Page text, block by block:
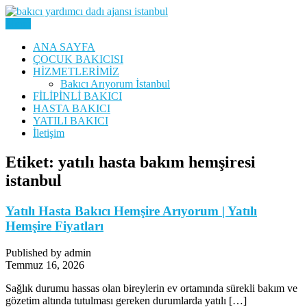
Skip
Bakıcı Yardımcı Dadı
Danışmanlık Ajansı İstanbul
ANA SAYFA
ÇOCUK BAKICISI
HİZMETLERİMİZ
Bakıcı Arıyorum İstanbul
FİLİPİNLİ BAKICI
HASTA BAKICI
YATILI BAKICI
İletişim
Etiket: yatılı hasta bakım hemşiresi
istanbul
Yatılı Hasta Bakıcı Hemşire Arıyorum | Yatılı
Hemşire Fiyatları
Published by admin
Temmuz 16, 2026
Sağlık durumu hassas olan bireylerin ev ortamında sürekli bakım ve
gözetim altında tutulması gereken durumlarda yatılı […]